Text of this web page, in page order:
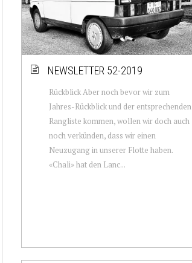
NEWSLETTER 52-2019
Rückblick Aber noch bevor wir zum
Jahres-Rückblick und der entsprechenden
Rangliste kommen, wollen wir doch auch
noch verkünden, dass wir einen
Neuzugang in unserer Flotte haben.
«Chali» hat den Lanc...